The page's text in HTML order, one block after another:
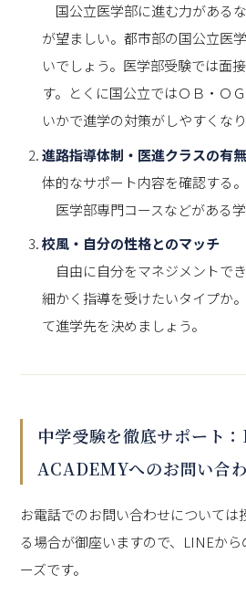
国公立医学部に進む力がある
が望ましい。都市部の国公立医
いでしょう。医学部受験では面
す。とくに国公立ではＯＢ・Ｏ
いかで進学の対策がしやすくなり
進路指導体制・医進クラスの有
体的なサポート内容を確認する。
医学部専門コースなどがある学
校風・自分の性格とのマッチ
自由に自分をマネジメントで
細かく指導を受けたいタイプか
て進学先を決めましょう。
中学受験を徹底サポート
ACADEMYへのお問い合
お電話でのお問い合わせについては
る場合が御座いますので、LINEか
ーズです。